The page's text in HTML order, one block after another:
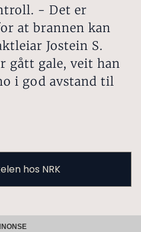
- Det er
at brannen kan
Jostein S.
gått gale, veit han
i god avstand til
hos NRK